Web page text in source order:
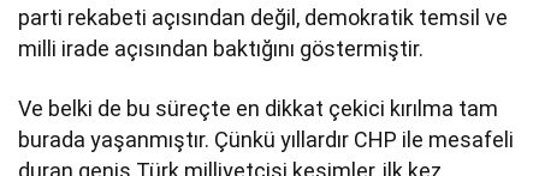
parti rekabeti açısından değil, demokratik temsil ve
milli irade açısından baktığını göstermiştir.
Ve belki de bu süreçte en dikkat çekici kırılma tam
burada yaşanmıştır. Çünkü yıllardır CHP ile mesafeli
duran geniş Türk milliyetçisi kesimler, ilk kez